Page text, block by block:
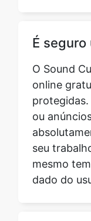
online
ou
seu
mesmo
dado do
Ao usar